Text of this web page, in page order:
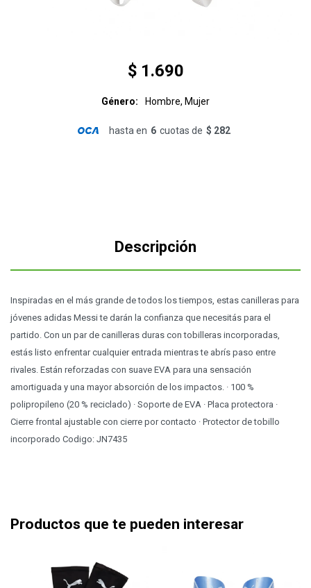
$ 1.690
Género Hombre, Mujer
hasta en 6 cuotas de $ 282
Descripción
Inspiradas en el más grande de todos los tiempos, estas canilleras para
jóvenes adidas Messi te darán la confianza que necesitás para el
partido. Con un par de canilleras duras con tobilleras incorporadas,
estás listo enfrentar cualquier entrada mientras te abrís paso entre
rivales. Están reforzadas con suave EVA para una sensación
amortiguada y una mayor absorción de los impactos. · 100 %
polipropileno (20 % reciclado) · Soporte de EVA · Placa protectora ·
Cierre frontal ajustable con cierre por contacto · Protector de tobillo
incorporado Codigo: JN7435
Productos que te pueden interesar